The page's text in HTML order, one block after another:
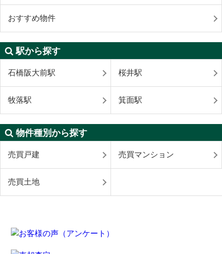
おすすめ物件
駅から探す
石橋阪大前駅 桜井駅
牧落駅 箕面駅
物件種別から探す
売買戸建 売買マンション
売買土地